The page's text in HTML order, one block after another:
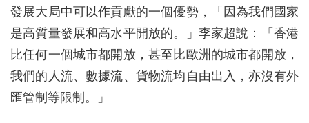
發展大局中可以作貢獻的一個優勢，「因為我們國家
是高質量發展和高水平開放的。」李家超說：「香港
比任何一個城市都開放，甚至比歐洲的城市都開放，
我們的人流、數據流、貨物流均自由出入，亦沒有外
匯管制等限制。」